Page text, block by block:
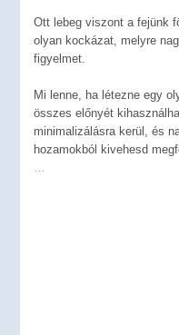
Ott lebeg viszont a fejünk
olyan kockázat, melyre
figyelmet.
Mi lenne, ha létezne egy
összes előnyét
minimalizálásra kerül, és
hozamokból kivehesd
…